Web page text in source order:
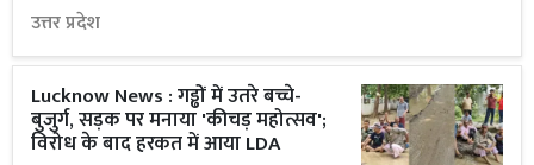
उत्तर प्रदेश
Lucknow News : गड्ढों में उतरे बच्चे-
बुजुर्ग, सड़क पर मनाया 'कीचड़ महोत्सव';
विरोध के बाद हरकत में आया LDA